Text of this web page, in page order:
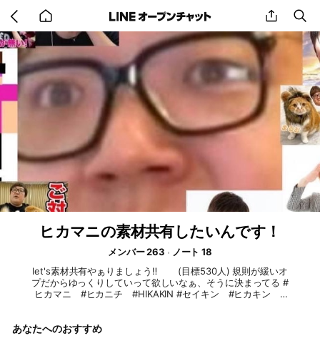
back
to
home
share
ヒカマニの素材共有したいんです！
メンバー 263
ノート 18
let's素材共有やぁりましょう‼️ (目標530人) 規則が緩いオ
プだからゆっくりしていって欲しいなぁ、そうに決まってる #
ヒカマニ #ヒカニチ #HIKAKIN #セイキン #ヒカキン #
あなたへのおすすめ